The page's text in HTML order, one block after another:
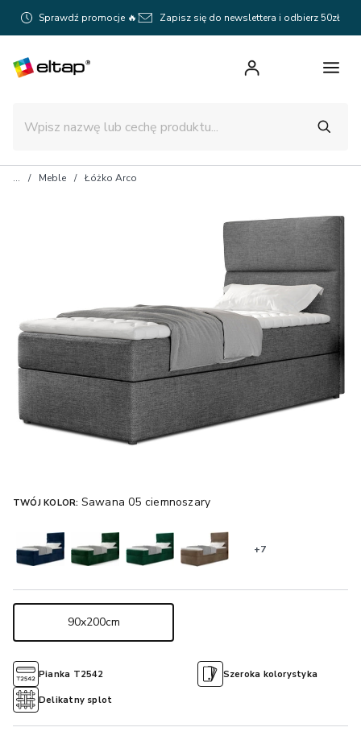
Sprawdź promocje 🔥 Zapisz się do newslettera i odbierz 50zł
Meble Łóżko Arco
TWÓJ KOLOR: Sawana 05 ciemnoszary
Pianka T2542 Szeroka kolorystyka
Delikatny splot
+7
90x200cm